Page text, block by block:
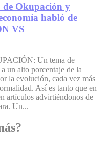
Okupación y
habló de
VS
Un tema de
un alto porcentaje de la
la evolución, cada vez más
Así es tanto que en
artículos advirtiéndonos de
Un...